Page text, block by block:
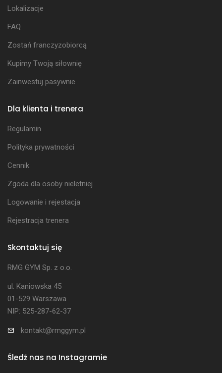
Kup
Lokalizacje
FAQ
Zostań franczyzobiorcą
Kupimy Twoją siłownię
Dla klienta i trenera
Regulamin
Polityka prywatności
Cennik
Zgoda dla osoby nieletniej
Logowanie i rejestacja
Skontaktuj się
RMG GYM Sp. z o.o.
NIP: 525-287-62-37